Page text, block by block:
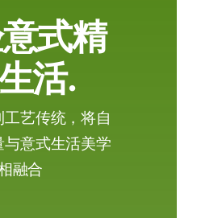
式精
活.
艺传统，将自
意式生活美学
融合